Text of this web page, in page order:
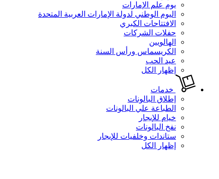
يوم علم الإمارات
اليوم الوطني لدولة الإمارات العربية المتحدة
الافتتاحات الكبري
حفلات الشركات
الهالويين
الكريسماس ورأس السنة
عيد الحب
إظهار الكل
خدمات
إطلاق البالونات
الطباعة علي البالونات
خيام للإيجار
نفخ البالونات
ستاندات وخلفيات للإيجار
إظهار الكل